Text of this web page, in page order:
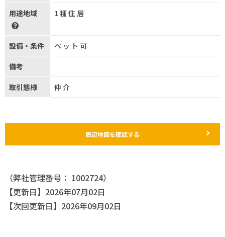
用途地域 1種住居
設備・条件 ペット可
備考
取引態様 仲介
周辺地図を確認する
（弊社管理番号： 1002724）
【更新日】2026年07月02日
【次回更新日】2026年09月02日